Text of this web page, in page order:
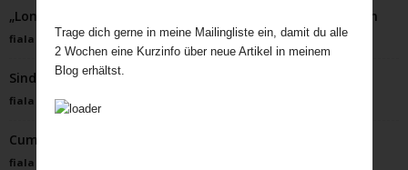
„Londons Gestank und seine nachhaltige Transformation
fiala Februar 1, 2024
Sind Briten besessen vom Wetter?
fiala März 21, 2024
Cumberland Rum Nicky
fiala
Trage dich gerne in meine Mailingliste ein, damit du alle
2 Wochen eine Kurzinfo über neue Artikel in meinem
Blog erhältst.